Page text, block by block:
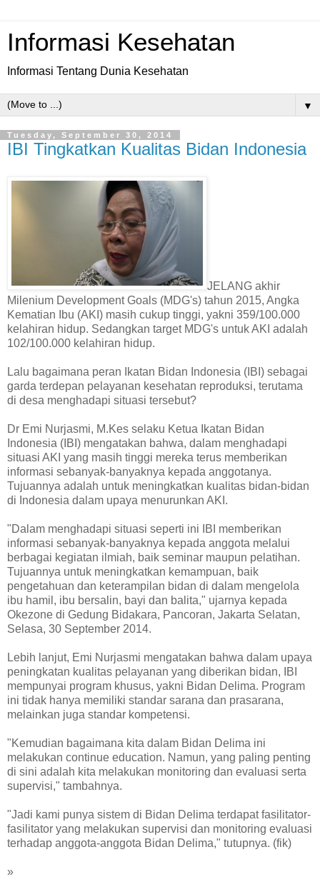
Informasi Kesehatan
Informasi Tentang Dunia Kesehatan
▼
Tuesday, September 30, 2014
IBI Tingkatkan Kualitas Bidan Indonesia
JELANG akhir
Milenium Development Goals (MDG's) tahun 2015, Angka
Kematian Ibu (AKI) masih cukup tinggi, yakni 359/100.000
kelahiran hidup. Sedangkan target MDG's untuk AKI adalah
102/100.000 kelahiran hidup.
Lalu bagaimana peran Ikatan Bidan Indonesia (IBI) sebagai
garda terdepan pelayanan kesehatan reproduksi, terutama
di desa menghadapi situasi tersebut?
Dr Emi Nurjasmi, M.Kes selaku Ketua Ikatan Bidan
Indonesia (IBI) mengatakan bahwa, dalam menghadapi
situasi AKI yang masih tinggi mereka terus memberikan
informasi sebanyak-banyaknya kepada anggotanya.
Tujuannya adalah untuk meningkatkan kualitas bidan-bidan
di Indonesia dalam upaya menurunkan AKI.
"Dalam menghadapi situasi seperti ini IBI memberikan
informasi sebanyak-banyaknya kepada anggota melalui
berbagai kegiatan ilmiah, baik seminar maupun pelatihan.
Tujuannya untuk meningkatkan kemampuan, baik
pengetahuan dan keterampilan bidan di dalam mengelola
ibu hamil, ibu bersalin, bayi dan balita," ujarnya kepada
Okezone di Gedung Bidakara, Pancoran, Jakarta Selatan,
Selasa, 30 September 2014.
Lebih lanjut, Emi Nurjasmi mengatakan bahwa dalam upaya
peningkatan kualitas pelayanan yang diberikan bidan, IBI
mempunyai program khusus, yakni Bidan Delima. Program
ini tidak hanya memiliki standar sarana dan prasarana,
melainkan juga standar kompetensi.
"Kemudian bagaimana kita dalam Bidan Delima ini
melakukan continue education. Namun, yang paling penting
di sini adalah kita melakukan monitoring dan evaluasi serta
supervisi," tambahnya.
"Jadi kami punya sistem di Bidan Delima terdapat fasilitator-
fasilitator yang melakukan supervisi dan monitoring evaluasi
terhadap anggota-anggota Bidan Delima," tutupnya. (fik)
»